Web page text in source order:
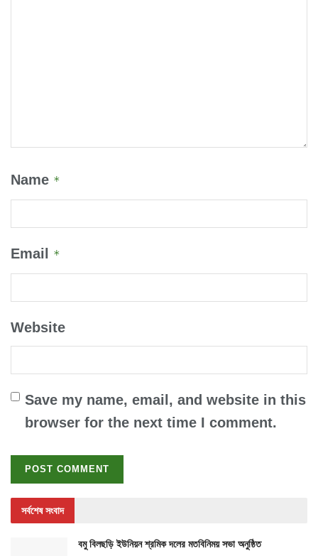
Name *
Email *
Website
Save my name, email, and website in this
browser for the next time I comment.
সর্বশেষ সংবাদ
বমু বিলছড়ি ইউনিয়ন শ্রমিক দলের মতবিনিময় সভা অনুষ্ঠিত